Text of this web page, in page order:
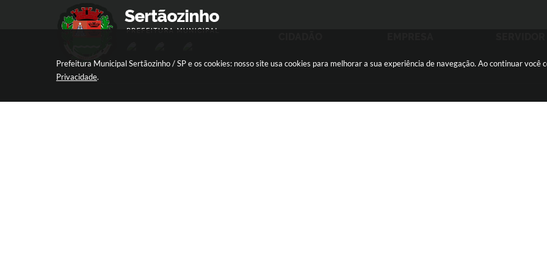
Prefeitura Municipal Sertãozinho / SP e os cookies: nosso site usa cookies para melhorar a sua experiência de navegação. Ao continuar você
Privacidade.